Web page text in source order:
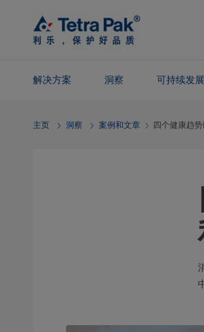
Skip To
Main
Content
解决方案 洞察 可持续发展
Navigation
主页 洞察 案例和文章 四个健康趋